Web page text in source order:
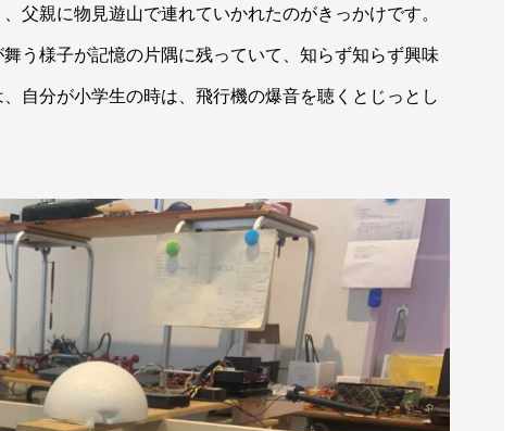
父親に物見遊山で連れていかれたのがきっかけです。
う様子が記憶の片隅に残っていて、知らず知らず興味
自分が小学生の時は、飛行機の爆音を聴くとじっとし